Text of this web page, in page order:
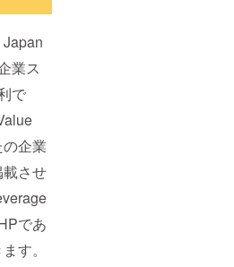
業ス
で
企業
させ
であ
す。